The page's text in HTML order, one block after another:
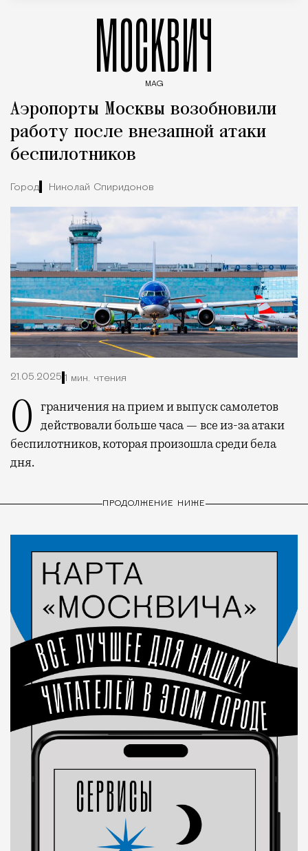
МОСКВИЧ
MAG
Аэропорты Москвы возобновили
работу после внезапной атаки
беспилотников
Город Николай Спиридонов
21.05.2025 1 мин. чтения
Ограничения на прием и выпуск самолетов действовали больше часа — все из-за атаки
беспилотников, которая произошла среди бела
дня.
ПРОДОЛЖЕНИЕ НИЖЕ